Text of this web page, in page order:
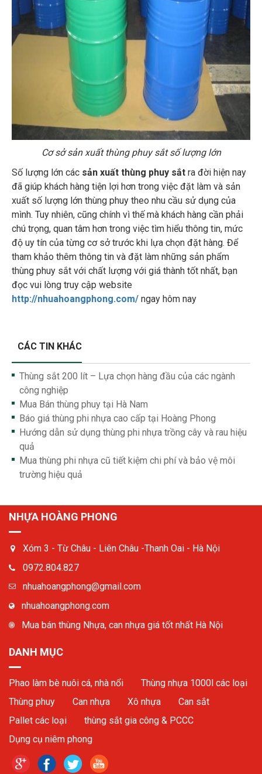
Cơ sở sản xuất thùng phuy sắt số lượng lớn
Số lượng lớn các sản xuất thùng phuy sắt ra đời hiện nay
đã giúp khách hàng tiện lợi hơn trong việc đặt làm và sản
xuất số lượng lớn thùng phuy theo nhu cầu sử dụng của
mình. Tuy nhiên, cũng chính vì thế mà khách hàng cần phải
chú trọng, quan tâm hơn trong việc tìm hiểu thông tin, mức
độ uy tín của từng cơ sở trước khi lựa chọn đặt hàng. Để
tham khảo thêm thông tin và đặt làm những sản phẩm
thùng phuy sắt với chất lượng với giá thành tốt nhất, bạn
đọc vui lòng truy cập website
http://nhuahoangphong.com/ ngay hôm nay
CÁC TIN KHÁC
Thùng sắt 200 lít – Lựa chọn hàng đầu của các ngành
công nghiệp
Mua Bán thùng phuy tại Hà Nam
Báo giá thùng phi nhựa cao cấp tại Hoàng Phong
Hướng dẫn sử dụng thùng phi nhựa trồng cây và rau hiệu
quả
Mua thùng phi nhựa cũ tiết kiệm chi phí và bảo vệ môi
trường hiệu quả
NHỰA HOÀNG PHONG
Xóm 3 - Từ Châu - Liên Châu -Thanh Oai - Hà Nội
0972.804.827
nhuahoangphong@gmail.com
nhuahoangphong.com
Mua bán thùng Nhựa, can nhựa giá tốt nhất Hà Nội
DANH MỤC
Phao làm bè nuôi cá, nhà nổi
Thùng nhựa 1000l các loại
Thùng phuy
Can nhựa Xô nhựa
Can sắt
Pallet các loại
thùng sắt gia công & PCCC
Dụng cụ niêm phong